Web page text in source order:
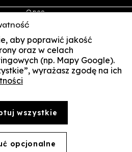
O nas
Rekrutacja
Studia
Kontakt
Student
Multis Multum
oraz jej podstronach stanowią, o ile nie wskazano
dystrybuowania, publikowania,
w jakiejkolwiek innej formie. Ograniczenia
osobistego.
aby poprawić jakość
oraz w celach
(np. Mapy Google).
wyrażasz zgodę na ich
wszystkie
opcjonalne